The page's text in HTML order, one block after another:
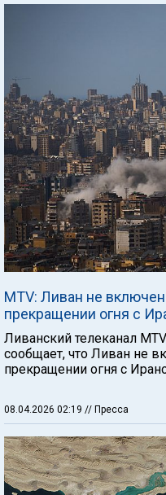
MTV: Ливан не
прекращении огня с
Ливанский телеканал
сообщает, что Ливан не
прекращении огня с
08.04.2026 02:19 // Пресса